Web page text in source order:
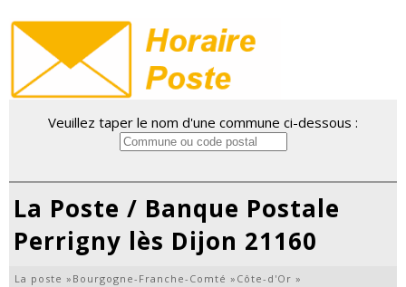
Veuillez taper le nom d'une commune ci-dessous :
La Poste / Banque Postale
Perrigny lès Dijon 21160
La poste » Bourgogne-Franche-Comté » Côte-d'Or »